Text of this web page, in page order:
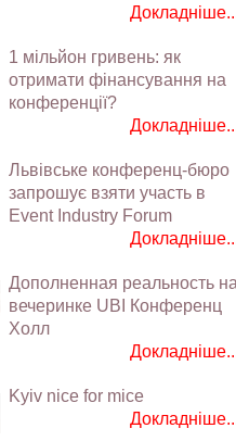
1 мільйон гривень: як
отримати фінансування на
конференції?
Львівське конференц-бюро
запрошує взяти участь в
Event Industry Forum
Дополненная реальность на
вечеринке UBI Конференц
Холл
Kyiv nice for mice